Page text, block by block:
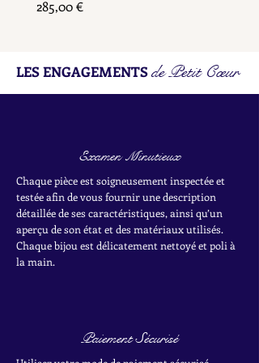
Prix
285,00 €
LES ENGAGEMENTSde Petit Cœur
Examen Minutieux
Chaque pièce est soigneusement inspectée et
testée afin de vous fournir une description
détaillée de ses caractéristiques, ainsi qu’un
aperçu de son état et des matériaux utilisés.
Chaque bijou est délicatement nettoyé et poli à
la main.
Paiement Sécurisé